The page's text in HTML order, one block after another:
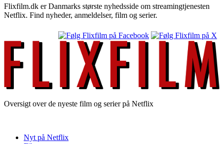
Flixfilm.dk er Danmarks største nyhedsside om streamingtjenesten
Netflix. Find nyheder, anmeldelser, film og serier.
Oversigt over de nyeste film og serier på Netflix
Nyt på Netflix